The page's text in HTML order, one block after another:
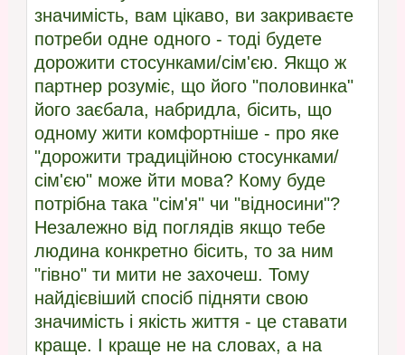
значимість, вам цікаво, ви закриваєте
потреби одне одного - тоді будете
дорожити стосунками/сім'єю. Якщо ж
партнер розуміє, що його "половинка"
його заєбала, набридла, бісить, що
одному жити комфортніше - про яке
"дорожити традиційною стосунками/
сім'єю" може йти мова? Кому буде
потрібна така "сім'я" чи "відносини"?
Незалежно від поглядів якщо тебе
людина конкретно бісить, то за ним
"гівно" ти мити не захочеш. Тому
найдієвіший спосіб підняти свою
значимість і якість життя - це ставати
краще. І краще не на словах, а на